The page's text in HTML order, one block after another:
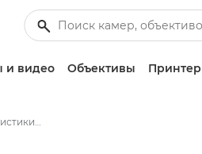
и видео Объективы
Технические характеристики и функции - EOS R